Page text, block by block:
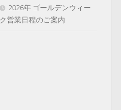
2026年 ゴールデンウィー
ク営業日程のご案内